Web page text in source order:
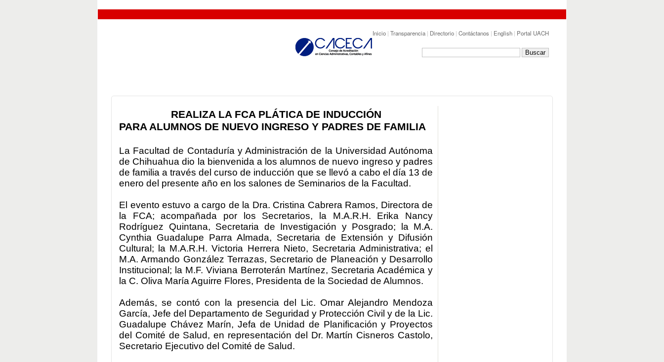
Inicio | Transparencia | Directorio | Contáctanos | English | Portal UACH
REALIZA LA FCA PLÁTICA DE INDUCCIÓN
PARA ALUMNOS DE NUEVO INGRESO Y PADRES DE FAMILIA
La Facultad de Contaduría y Administración de la Universidad Autónoma
de Chihuahua dio la bienvenida a los alumnos de nuevo ingreso y padres
de familia a través del curso de inducción que se llevó a cabo el día 13 de
enero del presente año en los salones de Seminarios de la Facultad.
El evento estuvo a cargo de la Dra. Cristina Cabrera Ramos, Directora de
la FCA; acompañada por los Secretarios, la M.A.R.H. Erika Nancy
Rodríguez Quintana, Secretaria de Investigación y Posgrado; la M.A.
Cynthia Guadalupe Parra Almada, Secretaria de Extensión y Difusión
Cultural; la M.A.R.H. Victoria Herrera Nieto, Secretaria Administrativa; el
M.A. Armando González Terrazas, Secretario de Planeación y Desarrollo
Institucional; la M.F. Viviana Berroterán Martínez, Secretaria Académica y
la C. Oliva María Aguirre Flores, Presidenta de la Sociedad de Alumnos.
Además, se contó con la presencia del
Lic. Omar Alejandro Mendoza
García, Jefe del Departamento de Seguridad y Protección Civil y de la Lic.
Guadalupe Chávez Marín, Jefa de Unidad de Planificación y Proyectos
del Comité de Salud, en representación del Dr. Martín Cisneros Castolo,
Secretario Ejecutivo del Comité de Salud.